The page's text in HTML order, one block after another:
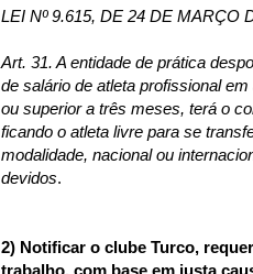
LEI Nº 9.615, DE 24 DE MARÇO
Art. 31. A entidade de prática
de salário de atleta profissional
ou superior a três meses, terá o
ficando o atleta livre para se
modalidade, nacional ou
devidos.
2) Notificar o clube Turco,
trabalho, com base em justa